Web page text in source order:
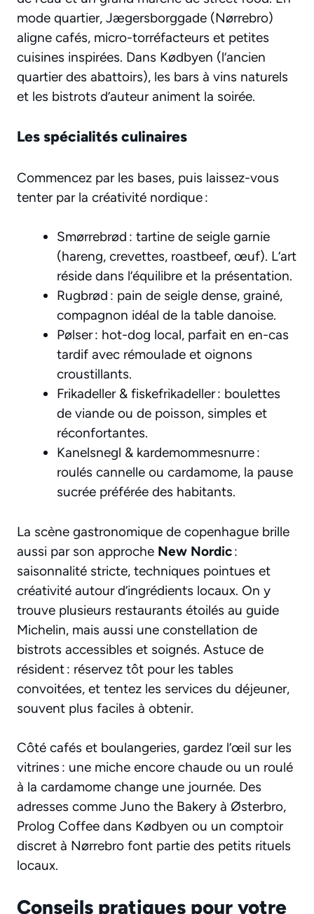
mode quartier, Jægersborggade (Nørrebro)
aligne cafés, micro-torréfacteurs et petites
cuisines inspirées. Dans Kødbyen (l’ancien
quartier des abattoirs), les bars à vins naturels
et les bistrots d’auteur animent la soirée.
Les spécialités culinaires
Commencez par les bases, puis laissez-vous
tenter par la créativité nordique :
Smørrebrød : tartine de seigle garnie
(hareng, crevettes, roastbeef, œuf). L’art
réside dans l’équilibre et la présentation.
Rugbrød : pain de seigle dense, grainé,
compagnon idéal de la table danoise.
Pølser : hot-dog local, parfait en en-cas
tardif avec rémoulade et oignons
croustillants.
Frikadeller & fiskefrikadeller : boulettes
de viande ou de poisson, simples et
réconfortantes.
Kanelsnegl & kardemommesnurre :
roulés cannelle ou cardamome, la pause
sucrée préférée des habitants.
La scène gastronomique de copenhague brille
aussi par son approche New Nordic:
saisonnalité stricte, techniques pointues et
créativité autour d’ingrédients locaux. On y
trouve plusieurs restaurants étoilés au guide
Michelin, mais aussi une constellation de
bistrots accessibles et soignés. Astuce de
résident : réservez tôt pour les tables
convoitées, et tentez les services du déjeuner,
souvent plus faciles à obtenir.
Côté cafés et boulangeries, gardez l’œil sur les
vitrines : une miche encore chaude ou un roulé
à la cardamome change une journée. Des
adresses comme Juno the Bakery à Østerbro,
Prolog Coffee dans Kødbyen ou un comptoir
discret à Nørrebro font partie des petits rituels
locaux.
Conseils pratiques pour votre